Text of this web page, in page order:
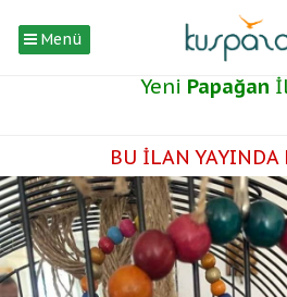
Menü
Yeni Papağan
BU İLAN YAYINDA